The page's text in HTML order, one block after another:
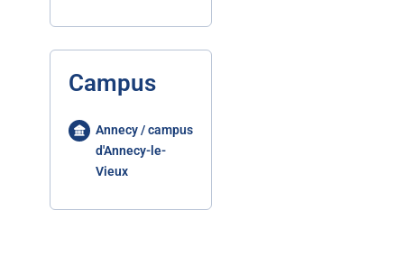
Campus
Annecy / campus
d'Annecy-le-
Vieux